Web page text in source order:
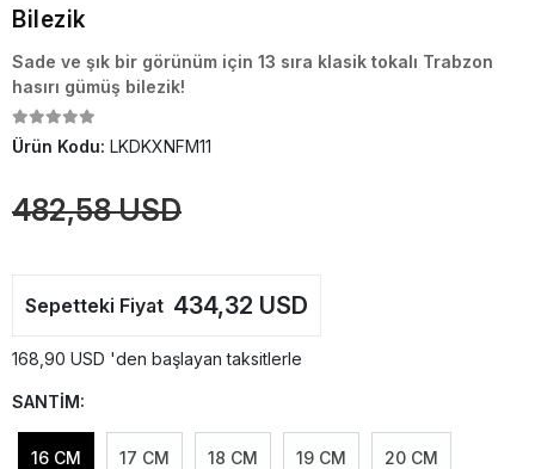
Bilezik
Sade ve şık bir görünüm için 13 sıra klasik tokalı Trabzon
hasırı gümüş bilezik!
Ürün Kodu: LKDKXNFM11
482,58 USD
Sepetteki Fiyat 434,32 USD
168,90 USD 'den başlayan taksitlerle
SANTİM:
16 CM 17 CM 18 CM 19 CM 20 CM